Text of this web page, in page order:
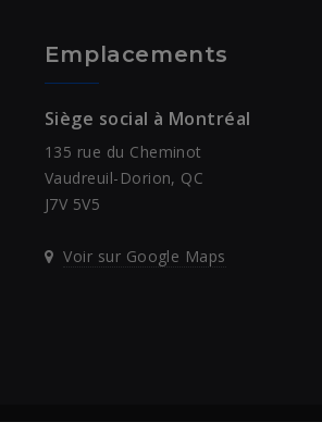
Emplacements
Siège social à Montréal
135 rue du Cheminot
Vaudreuil-Dorion, QC
J7V 5V5
Voir sur Google Maps